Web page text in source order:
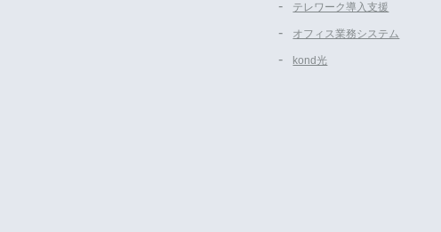
テレワーク導入支援
オフィス業務システム
kond光